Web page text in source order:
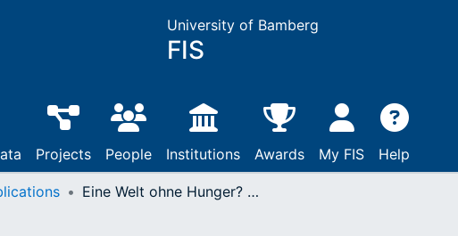
University of Bamberg
FIS
Projects People Institutions Awards My FIS Help
Eine Welt ohne Hunger? : Ergebnisse einer Framing-Analyse der Kommunikation zweier humanitärer Hilfsorganisationen zum UN-Nachhaltigkeitsziel "Zero Hunger" auf Instagram